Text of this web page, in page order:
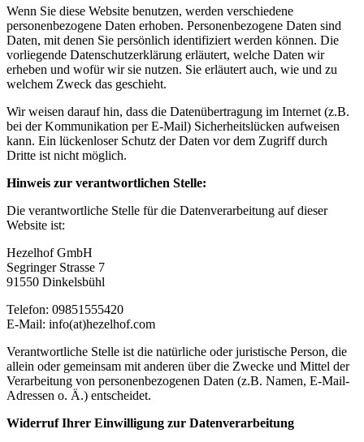
Wenn Sie diese Website benutzen, werden verschiedene
personenbezogene Daten erhoben. Personenbezogene Daten sind
Daten, mit denen Sie persönlich identifiziert werden können. Die
vorliegende Datenschutzerklärung erläutert, welche Daten wir
erheben und wofür wir sie nutzen. Sie erläutert auch, wie und zu
welchem Zweck das geschieht.
Wir weisen darauf hin, dass die Datenübertragung im Internet (z.B.
bei der Kommunikation per E-Mail) Sicherheitslücken aufweisen
kann. Ein lückenloser Schutz der Daten vor dem Zugriff durch
Dritte ist nicht möglich.
Hinweis zur verantwortlichen Stelle:
Die verantwortliche Stelle für die Datenverarbeitung auf dieser
Website ist:
Hezelhof GmbH
Segringer Strasse 7
91550 Dinkelsbühl
Telefon: 09851555420
E-Mail: info(at)hezelhof.com
Verantwortliche Stelle ist die natürliche oder juristische Person, die
allein oder gemeinsam mit anderen über die Zwecke und Mittel der
Verarbeitung von personenbezogenen Daten (z.B. Namen, E-Mail-
Adressen o. Ä.) entscheidet.
Widerruf Ihrer Einwilligung zur Datenverarbeitung